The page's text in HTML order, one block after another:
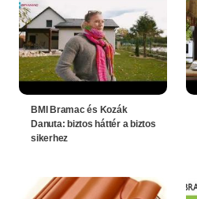
BMI Bramac és Kozák
Danuta: biztos háttér a biztos
sikerhez